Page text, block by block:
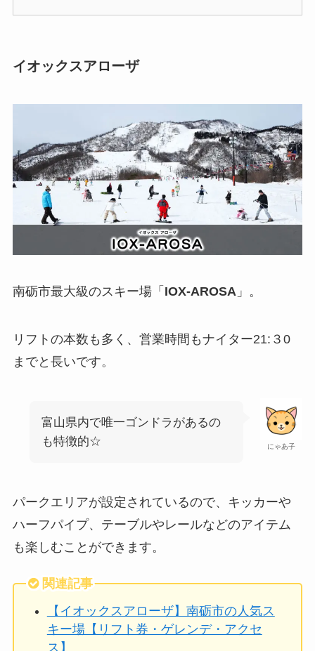
イオックスアローザ
南砺市最大級のスキー場「 IOX-AROSA」。
リフトの本数も多く、営業時間もナイター21:３0
までと長いです。
にゃあ子
富山県内で唯一ゴンドラがあるの
も特徴的☆
パークエリアが設定されているので、キッカーや
ハーフパイプ、テーブルやレールなどのアイテム
も楽しむことができます。
関連記事
【イオックスアローザ】南砺市の人気ス
キー場【リフト券・ゲレンデ・アクセ
ス】